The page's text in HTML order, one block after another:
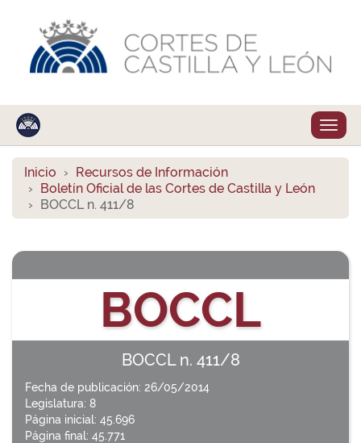
Inicio
Recursos de Información
Boletín Oficial de las Cortes de Castilla y León
BOCCL n. 411/8
BOCCL
BOCCL n. 411/8
Fecha de publicación: 26/05/2014
Legislatura: 8
Página inicial: 45.696
Página final: 45.771